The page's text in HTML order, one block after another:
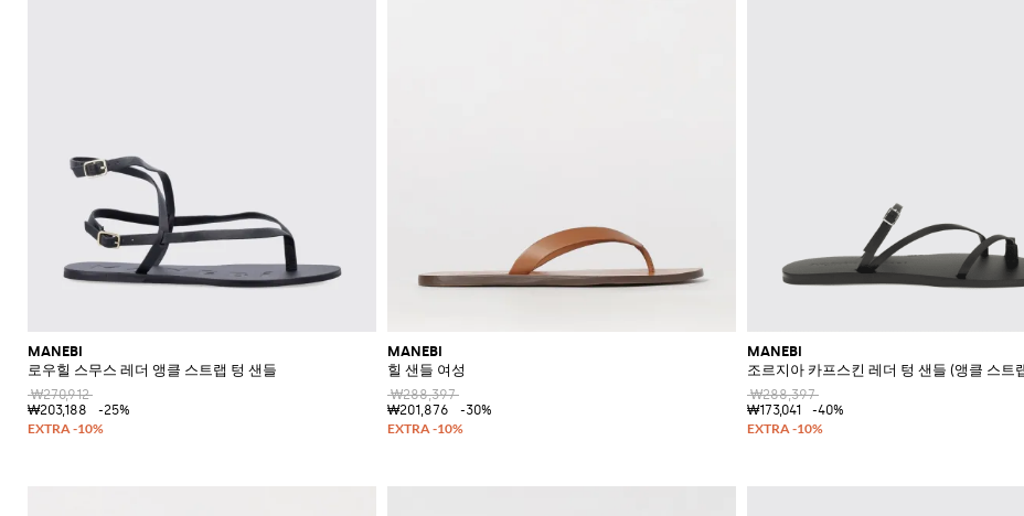
MANEBI
로우힐 스무스 레더 앵클 스트랩 텅 샌들
₩270,912
₩203,188
-25%
MANEBI
힐 샌들 여성
₩288,397
₩201,876
-30%
MANEBI
조르지아 카프스킨 레더 텅 샌들 (앵클 스트
₩288,397
₩173,041
-40%